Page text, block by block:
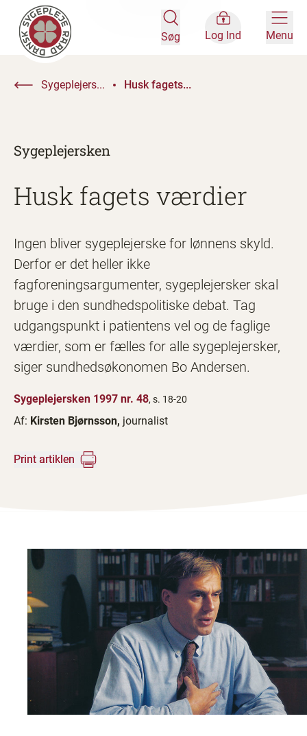
Søg Log Ind Menu
Sygeplejers... Husk fagets...
Sygeplejersken
Husk fagets værdier
Ingen bliver sygeplejerske for lønnens skyld.
Derfor er det heller ikke
fagforeningsargumenter, sygeplejersker skal
bruge i den sundhedspolitiske debat. Tag
udgangspunkt i patientens vel og de faglige
værdier, som er fælles for alle sygeplejersker,
siger sundhedsøkonomen Bo Andersen.
Sygeplejersken 1997 nr. 48, s. 18-20
Af: Kirsten Bjørnsson, journalist
Print artiklen